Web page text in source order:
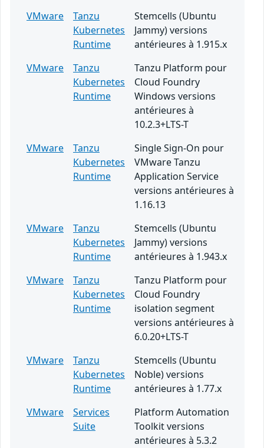
VMware
Tanzu
Kubernetes
Runtime
Stemcells (Ubuntu
Jammy) versions
antérieures à 1.915.x
VMware
Tanzu
Kubernetes
Runtime
Tanzu Platform pour
Cloud Foundry
Windows versions
antérieures à
10.2.3+LTS-T
VMware
Tanzu
Kubernetes
Runtime
Single Sign-On pour
VMware Tanzu
Application Service
versions antérieures à
1.16.13
VMware
Tanzu
Kubernetes
Runtime
Stemcells (Ubuntu
Jammy) versions
antérieures à 1.943.x
VMware
Tanzu
Kubernetes
Runtime
Tanzu Platform pour
Cloud Foundry
isolation segment
versions antérieures à
6.0.20+LTS-T
VMware
Tanzu
Kubernetes
Runtime
Stemcells (Ubuntu
Noble) versions
antérieures à 1.77.x
VMware
Services
Suite
Platform Automation
Toolkit versions
antérieures à 5.3.2